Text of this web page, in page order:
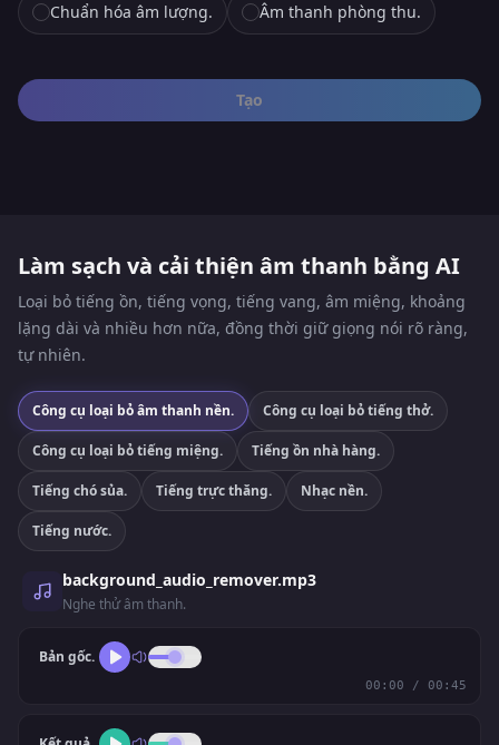
Chuẩn hóa âm lượng. Âm thanh phòng thu.
Tạo
Làm sạch và cải thiện âm thanh bằng AI
Loại bỏ tiếng ồn, tiếng vọng, tiếng vang, âm miệng, khoảng
lặng dài và nhiều hơn nữa, đồng thời giữ giọng nói rõ ràng,
tự nhiên.
Công cụ loại bỏ âm thanh nền. Công cụ loại bỏ tiếng thở.
Công cụ loại bỏ tiếng miệng. Tiếng ồn nhà hàng.
Tiếng chó sủa. Tiếng trực thăng. Nhạc nền.
Tiếng nước.
background_audio_remover.mp3
Nghe thử âm thanh.
Bản gốc.
00:00 / 00:45